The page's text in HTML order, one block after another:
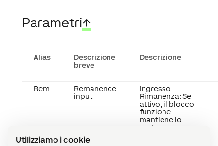
Utilizziamo i cookie
Parametri↑
Alias
Descrizione
breve
Descrizione
Rem
Remanence
input
Ingresso
Rimanenza: Se
attivo, il blocco
funzione
mantiene lo
stato